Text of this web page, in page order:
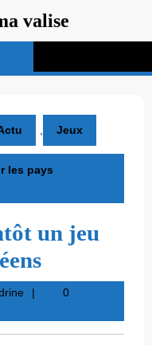
valise
Jeux
les pays
un jeu
Sandrine
0